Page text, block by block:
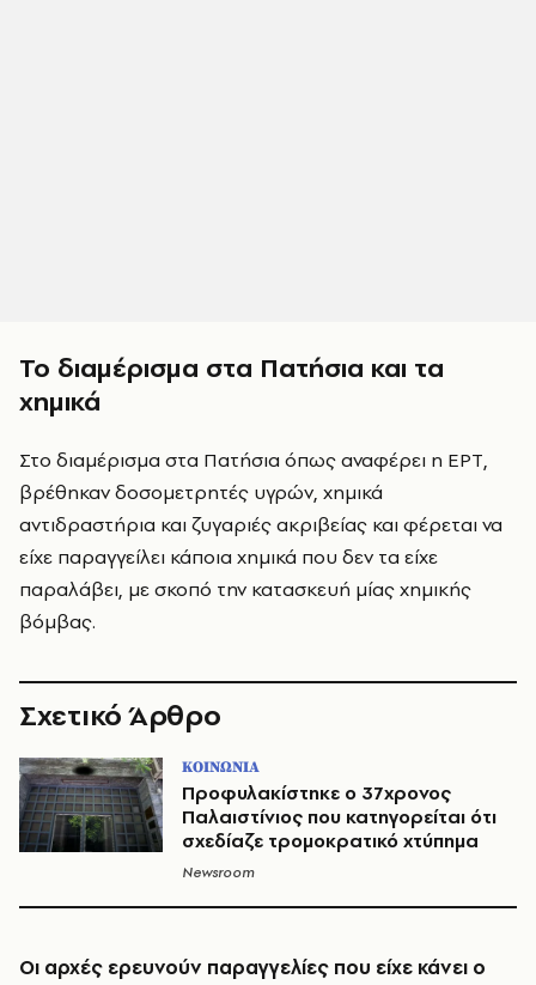
Το διαμέρισμα στα Πατήσια και τα
χημικά
Στο διαμέρισμα στα Πατήσια όπως αναφέρει η ΕΡΤ,
βρέθηκαν δοσομετρητές υγρών, χημικά
αντιδραστήρια και ζυγαριές ακριβείας και φέρεται να
είχε παραγγείλει κάποια χημικά που δεν τα είχε
παραλάβει, με σκοπό την κατασκευή μίας χημικής
βόμβας.
Σχετικό Άρθρο
ΚΟΙΝΩΝΙΑ
Προφυλακίστηκε ο 37χρονος
Παλαιστίνιος που κατηγορείται ότι
σχεδίαζε τρομοκρατικό χτύπημα
Newsroom
Οι αρχές ερευνούν παραγγελίες που είχε κάνει ο